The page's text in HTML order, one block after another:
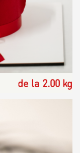
de la 2.00 kg